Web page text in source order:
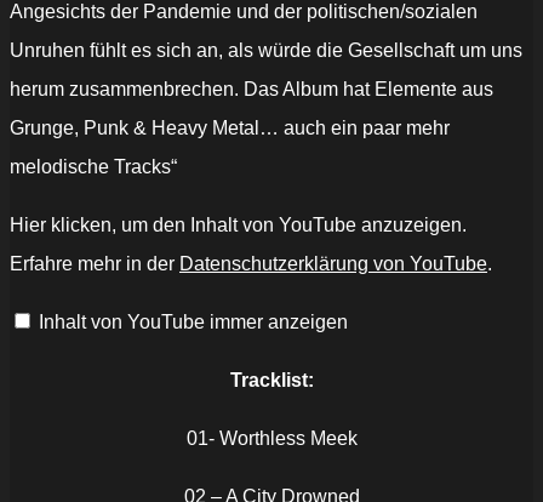
Angesichts der Pandemie und der politischen/sozialen
Unruhen fühlt es sich an, als würde die Gesellschaft um uns
herum zusammenbrechen. Das Album hat Elemente aus
Grunge, Punk & Heavy Metal… auch ein paar mehr
melodische Tracks“
„Jaded
Truth
Lapse
(OFFICIAL
Hier klicken, um den Inhalt von YouTube anzuzeigen.
Erfahre mehr in der Datenschutzerklärung von YouTube.
Inhalt von YouTube immer anzeigen
Tracklist:
01- Worthless Meek
02 – A City Drowned